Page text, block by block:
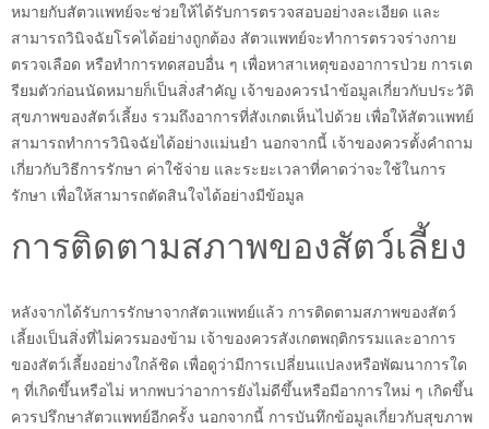
หมายกับสัตวแพทย์จะช่วยให้ได้รับการตรวจสอบอย่างละเอียด และ
สามารถวินิจฉัยโรคได้อย่างถูกต้อง สัตวแพทย์จะทำการตรวจร่างกาย
ตรวจเลือด หรือทำการทดสอบอื่น ๆ เพื่อหาสาเหตุของอาการป่วย การเต
รียมตัวก่อนนัดหมายก็เป็นสิ่งสำคัญ เจ้าของควรนำข้อมูลเกี่ยวกับประวัติ
สุขภาพของสัตว์เลี้ยง รวมถึงอาการที่สังเกตเห็นไปด้วย เพื่อให้สัตวแพทย์
สามารถทำการวินิจฉัยได้อย่างแม่นยำ นอกจากนี้ เจ้าของควรตั้งคำถาม
เกี่ยวกับวิธีการรักษา ค่าใช้จ่าย และระยะเวลาที่คาดว่าจะใช้ในการ
รักษา เพื่อให้สามารถตัดสินใจได้อย่างมีข้อมูล
การติดตามสภาพของสัตว์เลี้ยง
หลังจากได้รับการรักษาจากสัตวแพทย์แล้ว การติดตามสภาพของสัตว์
เลี้ยงเป็นสิ่งที่ไม่ควรมองข้าม เจ้าของควรสังเกตพฤติกรรมและอาการ
ของสัตว์เลี้ยงอย่างใกล้ชิด เพื่อดูว่ามีการเปลี่ยนแปลงหรือพัฒนาการใด
ๆ ที่เกิดขึ้นหรือไม่ หากพบว่าอาการยังไม่ดีขึ้นหรือมีอาการใหม่ ๆ เกิดขึ้น
ควรปรึกษาสัตวแพทย์อีกครั้ง นอกจากนี้ การบันทึกข้อมูลเกี่ยวกับสุขภาพ